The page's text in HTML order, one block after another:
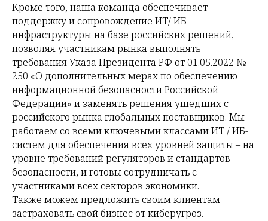
Кроме того, наша команда обеспечивает
поддержку и сопровождение ИТ/ ИБ-
инфраструктуры на базе российских решений,
позволяя участникам рынка выполнять
требования Указа Президента РФ от 01.05.2022 №
250 «О дополнительных мерах по обеспечению
информационной безопасности Российской
Федерации» и заменять решения ушедших с
российского рынка глобальных поставщиков. Мы
работаем со всеми ключевыми классами ИТ / ИБ-
систем для обеспечения всех уровней защиты – на
уровне требований регуляторов и стандартов
безопасности, и готовы сотрудничать с
участниками всех секторов экономики.
Также можем предложить своим клиентам
застраховать свой бизнес от киберугроз.